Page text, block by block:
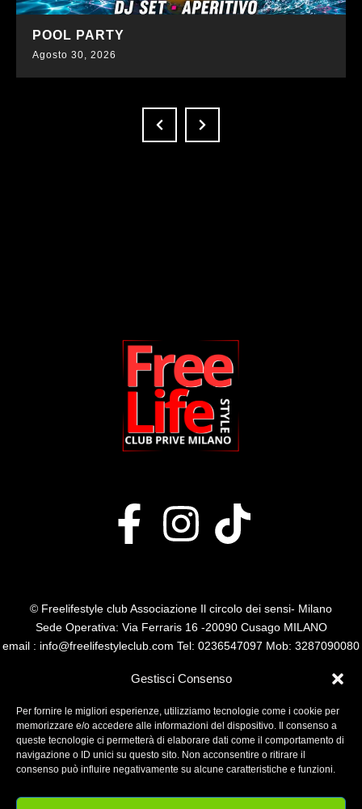
Gestisci Consenso
Per fornire le migliori esperienze, utilizziamo tecnologie come i cookie per
memorizzare e/o accedere alle informazioni del dispositivo. Il consenso a
queste tecnologie ci permetterà di elaborare dati come il comportamento di
navigazione o ID unici su questo sito. Non acconsentire o ritirare il
consenso può influire negativamente su alcune caratteristiche e funzioni.
POOL PARTY
Agosto 30, 2026
© Freelifestyle club Associazione Il circolo dei sensi- Milano
Sede Operativa: Via Ferraris 16 -20090 Cusago MILANO
email : info@freelifestyleclub.com Tel: 0236547097 Mob: 3287090080